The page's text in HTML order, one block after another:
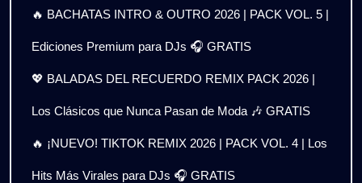
🔥 BACHATAS INTRO & OUTRO 2026 | PACK VOL. 5 |
Ediciones Premium para DJs 🎧 GRATIS
💖 BALADAS DEL RECUERDO REMIX PACK 2026 |
Los Clásicos que Nunca Pasan de Moda 🎶 GRATIS
🔥 ¡NUEVO! TIKTOK REMIX 2026 | PACK VOL. 4 | Los
Hits Más Virales para DJs 🎧 GRATIS